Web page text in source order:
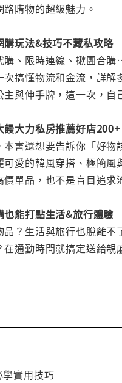
購物的超級魅力。
玩法&技巧不藏私攻略
購、限時連線、揪團合
次搞懂物流和金流，詳
與伸手牌，這一次，自
大力私房推薦好店200+
本書還想要告訴你「好
可愛的韓風穿搭、極簡
價單品，也不是盲目追
能打點生活&旅行體驗
？生活與旅行也脫離
在通勤時間就搞定送給
實用技巧